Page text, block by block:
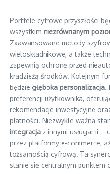
Portfele cyfrowe przyszłości
wszystkim niezrównanym
Zaawansowane metody
wieloskładnikowe, a także
zapewnią ochronę przed
kradzieżą środków. Kolejnym
będzie głęboka personalizacja.
preferencji użytkownika,
rekomendacje inwestycyjne
płatności. Niezwykle ważna
integracja z innymi usługami –
przez platformy e-commerce,
tożsamością cyfrową. Ta
stanie się centralnym punktem